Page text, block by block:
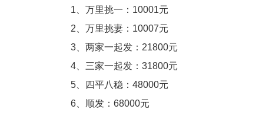
1、万里挑一：10001元
2、万里挑妻：10007元
3、两家一起发：21800元
4、三家一起发：31800元
5、四平八稳：48000元
6、顺发：68000元